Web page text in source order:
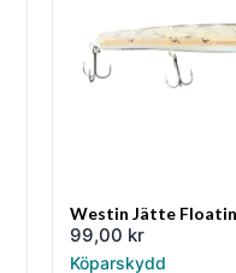
Westin Jätte
99,00 kr
Köparskydd